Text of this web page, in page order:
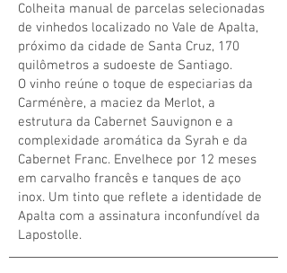
Colheita manual de parcelas selecionadas
de vinhedos localizado no Vale de Apalta,
próximo da cidade de Santa Cruz, 170
quilômetros a sudoeste de Santiago.
O vinho reúne o toque de especiarias da
Carménère, a maciez da Merlot, a
estrutura da Cabernet Sauvignon e a
complexidade aromática da Syrah e da
Cabernet Franc. Envelhece por 12 meses
em carvalho francês e tanques de aço
inox. Um tinto que reflete a identidade de
Apalta com a assinatura inconfundível da
Lapostolle.